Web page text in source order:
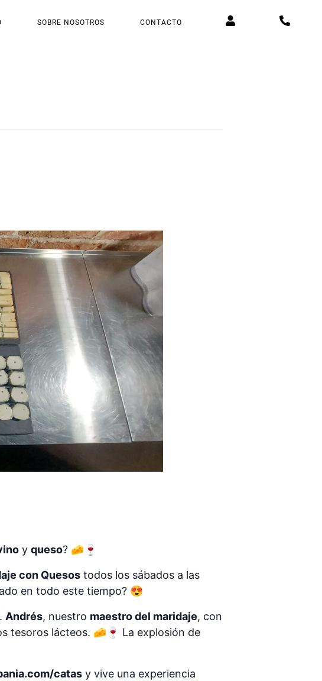
SOBRE NOSOTROS CONTACTO
y queso? 🧀🍷
con Quesos todos los sábados a las
en todo este tiempo? 😍
Andrés, nuestro maestro del maridaje, con
tesoros lácteos. 🧀🍷 La explosión de
catas y vive una experiencia